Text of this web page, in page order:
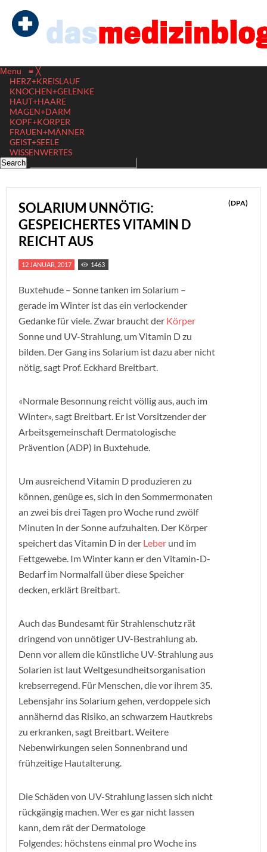
Menu ≡ ╳
HERZ+KREISLAUF
KNOCHEN+GELENKE
HAUT+HAARE
MAGEN+DARM
KOPF+KÖRPER
FRAUEN+MÄNNER
GEIST+SEELE
WISSENWERTES
SOLARIUM UNNÖTIG:
GESPEICHERTES VITAMIN D
REICHT AUS
(DPA)
12 JANUAR, 2017 1463
Buxtehude – Sonne tanken im Solarium –
gerade im Winter ist das ein verlockender
Gedanke für viele. Zwar braucht der Körper
Sonne und UV-Strahlung, um Vitamin D zu
bilden. Der Gang ins Solarium ist dazu aber nicht
nötig, sagt Prof. Eckhard Breitbart.
«Normale Besonnung reicht völlig aus, auch im
Winter», sagt Breitbart. Er ist Vorsitzender der
Arbeitsgemeinschaft Dermatologische
Prävention (ADP) in Buxtehude.
Um ausreichend Vitamin D produzieren zu
können, genüge es, sich in den Sommermonaten
an zwei bis drei Tagen pro Woche rund zwölf
Minuten in der Sonne aufzuhalten. Der Körper
speichert das Vitamin D in der Leber und im
Fettgewebe. Im Winter kann er den Vitamin-D-
Bedarf im Normalfall über diese Speicher
decken, erklärt Breitbart.
Auch das Bundesamt für Strahlenschutz rät
dringend von unnötiger UV-Bestrahlung ab.
Denn vor allem die künstliche UV-Strahlung aus
Solarien ist laut Weltgesundheitsorganisation
krebserregend. Für Menschen, die vor ihrem 35.
Lebensjahr ins Solarium gehen, verdoppele sich
annähernd das Risiko, an schwarzem Hautkrebs
zu erkranken, sagt Breitbart. Weitere
Nebenwirkungen seien Sonnenbrand und
frühzeitige Hautalterung.
Die Schäden von UV-Strahlung lassen sich nicht
rückgängig machen. Wer es gar nicht lassen
kann, dem rät der Dermatologe
Folgendes: höchstens einmal pro Woche ins